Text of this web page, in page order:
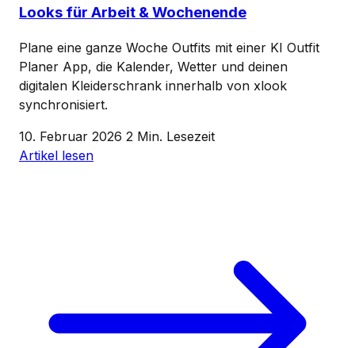
Looks für Arbeit & Wochenende
Plane eine ganze Woche Outfits mit einer KI Outfit
Planer App, die Kalender, Wetter und deinen
digitalen Kleiderschrank innerhalb von xlook
synchronisiert.
10. Februar 2026 2 Min. Lesezeit
Artikel lesen